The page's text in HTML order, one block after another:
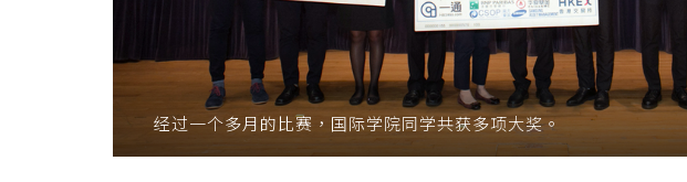
经过一个多月的比赛，国际学院同学共获多项大奖。